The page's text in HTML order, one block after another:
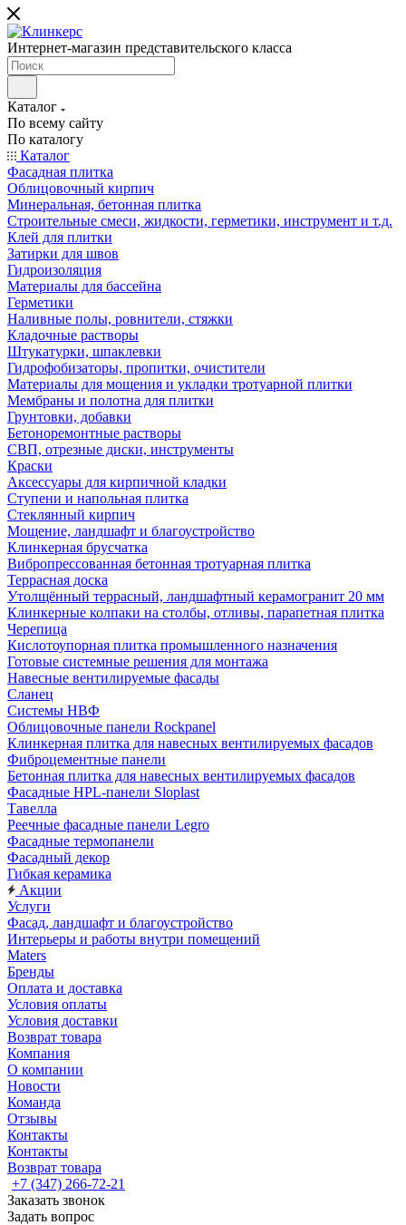
Интернет-магазин представительского класса
Каталог
По всему сайту
По каталогу
Каталог
Фасадная плитка
Облицовочный кирпич
Минеральная, бетонная плитка
Строительные смеси, жидкости, герметики, инструмент и т.д.
Клей для плитки
Затирки для швов
Гидроизоляция
Материалы для бассейна
Герметики
Наливные полы, ровнители, стяжки
Кладочные растворы
Штукатурки, шпаклевки
Гидрофобизаторы, пропитки, очистители
Материалы для мощения и укладки тротуарной плитки
Мембраны и полотна для плитки
Грунтовки, добавки
Бетоноремонтные растворы
СВП, отрезные диски, инструменты
Краски
Аксессуары для кирпичной кладки
Ступени и напольная плитка
Cтеклянный кирпич
Мощение, ландшафт и благоустройство
Клинкерная брусчатка
Вибропрессованная бетонная тротуарная плитка
Террасная доска
Утолщённый террасный, ландшафтный керамогранит 20 мм
Клинкерные колпаки на столбы, отливы, парапетная плитка
Черепица
Кислотоупорная плитка промышленного назначения
Готовые системные решения для монтажа
Навесные вентилируемые фасады
Сланец
Системы НВФ
Облицовочные панели Rockpanel
Клинкерная плитка для навесных вентилируемых фасадов
Фиброцементные панели
Бетонная плитка для навесных вентилируемых фасадов
Фасадные HPL-панели Sloplast
Тавелла
Реечные фасадные панели Legro
Фасадные термопанели
Фасадный декор
Гибкая керамика
Акции
Услуги
Фасад, ландшафт и благоустройство
Интерьеры и работы внутри помещений
Maters
Бренды
Оплата и доставка
Условия оплаты
Условия доставки
Возврат товара
Компания
О компании
Новости
Команда
Отзывы
Контакты
Контакты
Возврат товара
+7 (347) 266-72-21
Заказать звонок
Задать вопрос